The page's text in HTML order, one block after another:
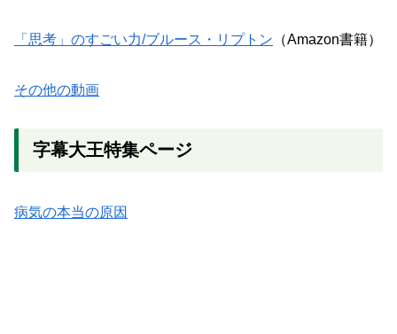
「思考」のすごい力/ブルース・リプトン （Amazon書籍）
その他の動画
字幕大王特集ページ
病気の本当の原因